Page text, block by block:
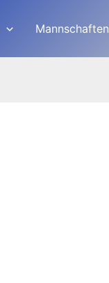
Mannschaften